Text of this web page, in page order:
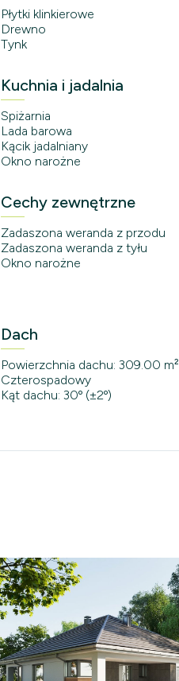
Płytki klinkierowe
Drewno
Tynk
Kuchnia i jadalnia
Spiżarnia
Lada barowa
Kącik jadalniany
Okno narożne
Cechy zewnętrzne
Zadaszona weranda z przodu
Zadaszona weranda z tyłu
Okno narożne
Dach
Powierzchnia dachu: 309.00 m²
Czterospadowy
Kąt dachu: 30º (±2º)